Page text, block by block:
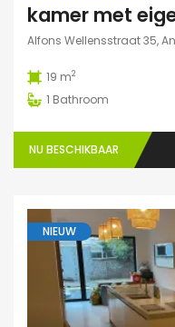
Alfons Wellensstraat 35,
19 m2
1 Bathroom
NU BESCHIKBAAR
NIEUW